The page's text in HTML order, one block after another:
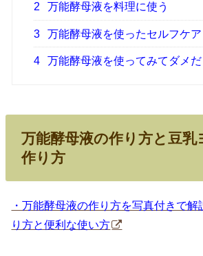
2 万能酵母液を料理に使う
3 万能酵母液を使ったセルフケア
4 万能酵母液を使ってみてダメ
万能酵母液の作り方と豆乳
作り方
・万能酵母液の作り方を写真付きで
り方と便利な使い方